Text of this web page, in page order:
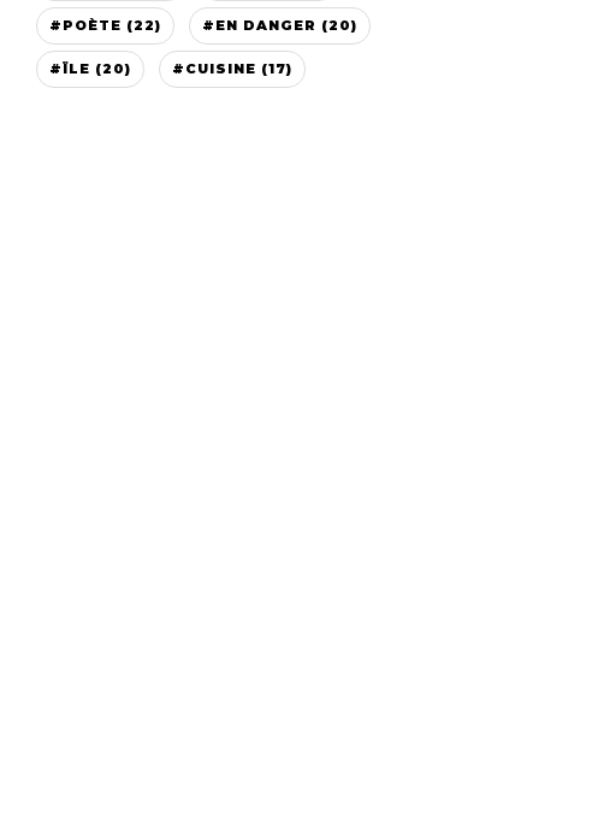
#POÈTE (22) #EN DANGER (20)
#ÏLE (20) #CUISINE (17)